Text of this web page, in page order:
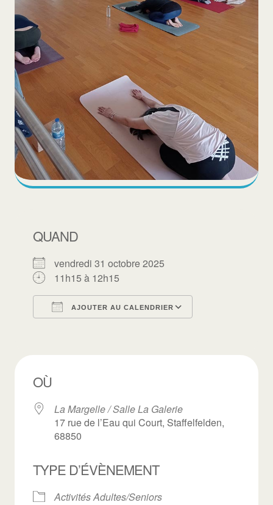
QUAND
vendredi 31 octobre 2025
11h15 à 12h15
AJOUTER AU CALENDRIER
OÙ
La Margelle / Salle La Galerie
17 rue de l’Eau qui Court, Staffelfelden,
68850
TYPE D’ÉVÈNEMENT
Activités Adultes/Seniors